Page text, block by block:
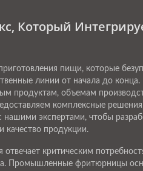
Который
пищи, которые
линии от начала до
продуктам, объемам
комплексные
экспертами, чтобы
качество продукции.
критическим
Промышленные фритюрницы